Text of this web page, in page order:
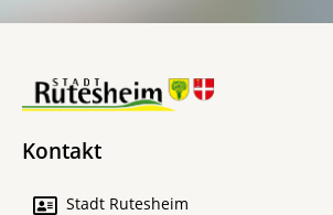
Kontakt
Stadt Rutesheim